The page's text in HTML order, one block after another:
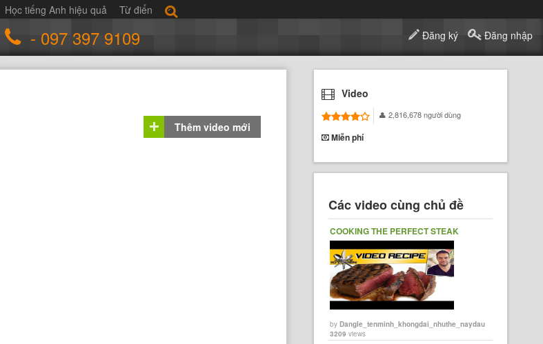
Học tiếng Anh hiệu quả Từ điển
- 097 397 9109 Đăng ký Đăng nhập
Thêm video mới
Video
2,816,678 người dùng
Miễn phí
Các video cùng chủ đề
COOKING THE PERFECT STEAK
byDangle_tenminh_khongdai_nhuthe_naydau
3209 views